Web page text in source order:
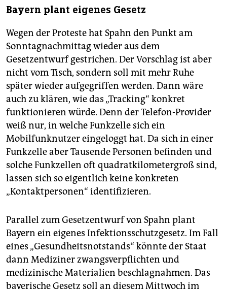
Bayern plant eigenes Gesetz
Wegen der Proteste hat Spahn den Punkt am
Sonntagnachmittag wieder aus dem
Gesetzentwurf gestrichen. Der Vorschlag ist aber
nicht vom Tisch, sondern soll mit mehr Ruhe
später wieder aufgegriffen werden. Dann wäre
auch zu klären, wie das „Tracking“ konkret
funktionieren würde. Denn der Telefon-Provider
weiß nur, in welche Funkzelle sich ein
Mobilfunknutzer eingeloggt hat. Da sich in einer
Funkzelle aber Tausende Personen befinden und
solche Funkzellen oft quadratkilometergroß sind,
lassen sich so eigentlich keine konkreten
„Kontaktpersonen“ identifizieren.
Parallel zum Gesetzentwurf von Spahn plant
Bayern ein eigenes Infektionsschutzgesetz. Im Fall
eines „Gesundheitsnotstands“ könnte der Staat
dann Mediziner zwangsverpflichten und
medizinische Materialien beschlagnahmen. Das
bayerische Gesetz soll an diesem Mittwoch im